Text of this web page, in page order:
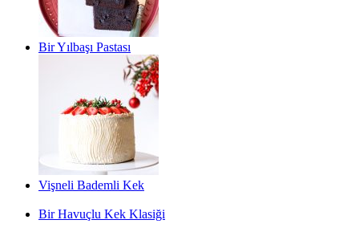
Bir Yılbaşı Pastası
Vişneli Bademli Kek
Bir Havuçlu Kek Klasiği